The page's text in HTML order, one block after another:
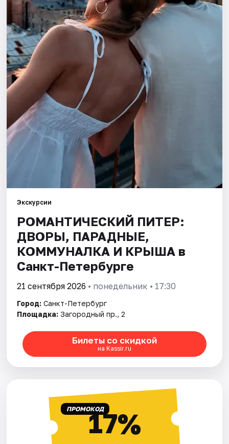
Города
Площадки
Артисты
Рейтинги
Экскурсии
РОМАНТИЧЕСКИЙ ПИТЕР:
ДВОРЫ, ПАРАДНЫЕ,
КОММУНАЛКА И КРЫША в
Санкт-Петербурге
21 сентября 2026 • понедельник • 17:30
Город: Санкт-Петербург
Площадка: Загородный пр., 2
Билеты со скидкой
на Kassir.ru
ПРОМОКОД17%